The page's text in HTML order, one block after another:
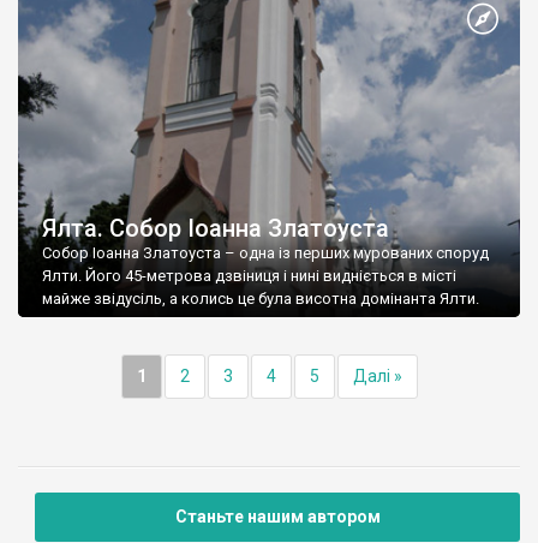
Ялта. Собор Іоанна Златоуста
Собор Іоанна Златоуста – одна із перших мурованих споруд
Ялти. Його 45-метрова дзвіниця і нині видніється в місті
майже звідусіль, а колись це була висотна домінанта Ялти.
1 2 3 4 5 Далі »
Станьте нашим автором